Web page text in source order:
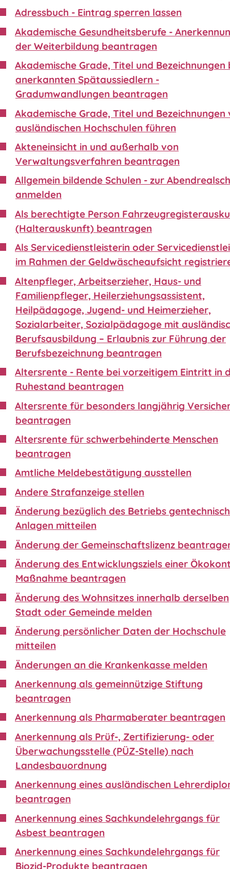
Adressbuch - Eintrag sperren lassen
Akademische Gesundheitsberufe -
der Weiterbildung beantragen
Akademische Grade, Titel und Bezeichnungen
anerkannten Spätaussiedlern -
Gradumwandlungen beantragen
Akademische Grade, Titel und Bezeichnungen
ausländischen Hochschulen führen
Akteneinsicht in und außerhalb von
Verwaltungsverfahren beantragen
Allgemein bildende Schulen - zur
anmelden
Als berechtigte Person
(Halterauskunft) beantragen
Als Servicedienstleisterin oder
im Rahmen der Geldwäscheaufsicht
Altenpfleger, Arbeitserzieher, Haus- und
Familienpfleger, Heilerziehungsassistent,
Heilpädagoge, Jugend- und Heimerzieher,
Sozialarbeiter, Sozialpädagoge mit
Berufsausbildung – Erlaubnis zur Führung der
Berufsbezeichnung beantragen
Altersrente - Rente bei vorzeitigem Eintritt in
Ruhestand beantragen
Altersrente für besonders langjährig
beantragen
Altersrente für schwerbehinderte Menschen
beantragen
Amtliche Meldebestätigung ausstellen
Andere Strafanzeige stellen
Änderung bezüglich des Betriebs
Anlagen mitteilen
Änderung der Gemeinschaftslizenz
Änderung des Entwicklungsziels einer
Maßnahme beantragen
Änderung des Wohnsitzes innerhalb derselben
Stadt oder Gemeinde melden
Änderung persönlicher Daten der Hochschule
mitteilen
Änderungen an die Krankenkasse melden
Anerkennung als gemeinnützige Stiftung
beantragen
Anerkennung als Pharmaberater beantragen
Anerkennung als Prüf-, Zertifizierung- oder
Überwachungsstelle (PÜZ-Stelle) nach
Landesbauordnung
Anerkennung eines ausländischen
beantragen
Anerkennung eines Sachkundelehrgangs für
Asbest beantragen
Anerkennung eines Sachkundelehrgangs für
Biozid-Produkte beantragen